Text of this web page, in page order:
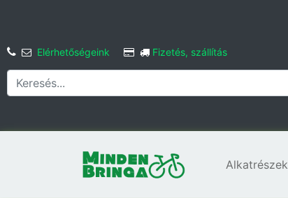
Elérhetőségeink Fizetés, szállítás
Alkatrészek